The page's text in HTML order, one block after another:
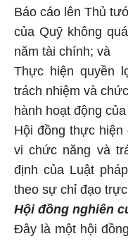
Báo cáo lên Thủ
của Quỹ không
năm tài chính; và
Thực hiện quyền
trách nhiệm và
hành hoạt động
Hội đồng thực hiện
vi chức năng và
định của Luật
theo sự chỉ đạo
Hội đồng nghiên
Đây là một hội